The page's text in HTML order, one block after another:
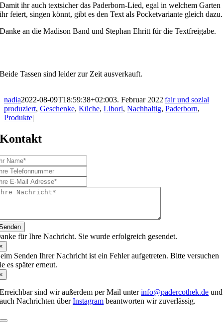
Damit ihr auch textsicher das Paderborn-Lied, egal in welchem Garten
ihr feiert, singen könnt, gibt es den Text als Pocketvariante gleich dazu.
Danke an die Madison Band und Stephan Ehritt für die Textfreigabe.
Beide Tassen sind leider zur Zeit ausverkauft.
nadia2022-08-09T18:59:38+02:003. Februar 2022|fair und sozial
produziert, Geschenke, Küche, Libori, Nachhaltig, Paderborn,
Produkte|
Kontakt
für Ihre Nachricht. Sie wurde erfolgreich gesendet.
Senden Ihrer Nachricht ist ein Fehler aufgetreten. Bitte versuchen
es später erneut.
Erreichbar sind wir außerdem per Mail unterinfo@padercothek.de und
auch Nachrichten überInstagram beantworten wir zuverlässig.
Toggle